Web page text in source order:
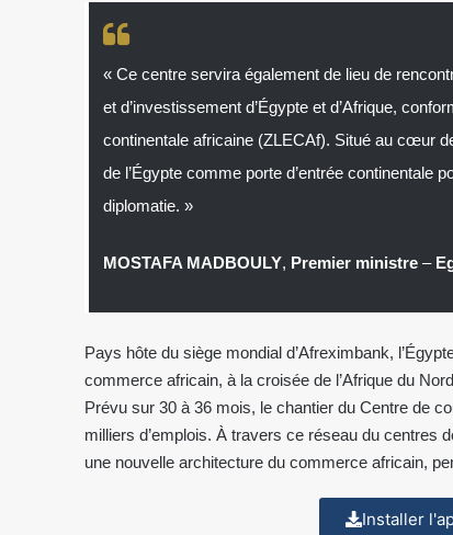
« Ce centre servira également de lieu de
et d’investissement d’Égypte et d’Afrique,
continentale africaine (ZLECAf). Situé au cœur
de l’Égypte comme porte d’entrée continentale
diplomatie. »
MOSTAFA MADBOULY, Premier ministre –
Pays hôte du siège mondial d’Afreximbank,
commerce africain, à la croisée de l’Afrique du
Prévu sur 30 à 36 mois, le chantier du Centre de
milliers d’emplois. À travers ce réseau du centres
une nouvelle architecture du commerce africain,
Installer